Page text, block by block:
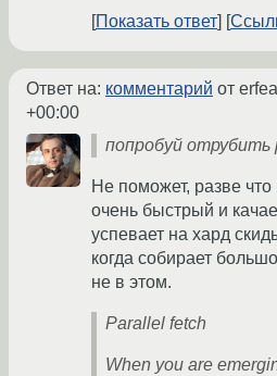
Показать ответ
Ответ на: комментарий от erfea
+00:00
попробуй отрубить
Не поможет, разве
очень быстрый и
успевает на хард
когда собирает
не в этом.
Parallel fetch
When you are